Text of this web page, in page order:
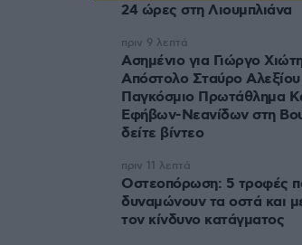
24 ώρες στη Λιουμπλιάνα
Ασημένιο για Γιώργο
Απόστολο Σταύρο
Παγκόσμιο Πρωτάθλημα
Εφήβων-Νεανίδων στη
δείτε βίντεο
πριν 9 λεπτά
Οστεοπόρωση: 5 τροφές
δυναμώνουν τα οστά και
τον κίνδυνο κατάγματος
πριν 11 λεπτά